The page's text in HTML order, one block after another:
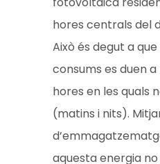
hores centrals del
Això és degut a
consums es duen
hores en les quals
(matins i nits).
aquesta energia